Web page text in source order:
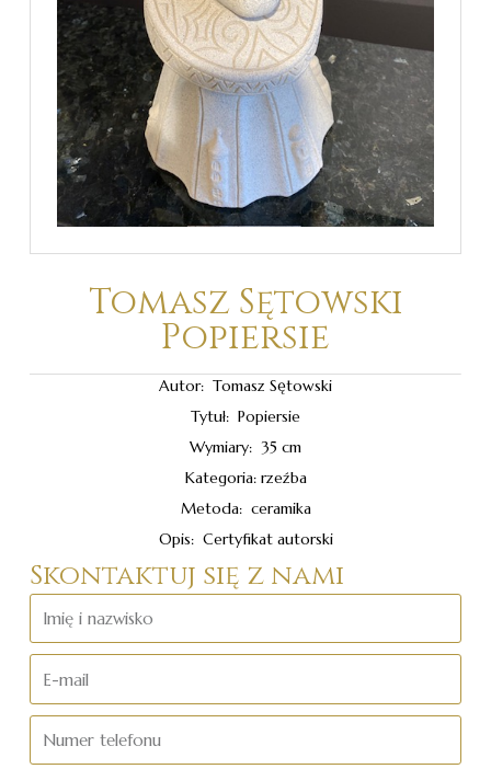
Tomasz Sętowski
Popiersie
Autor: Tomasz Sętowski
Tytuł: Popiersie
Wymiary: 35 cm
Kategoria: rzeźba
Metoda: ceramika
Opis: Certyfikat autorski
Skontaktuj się z nami
i
mail
telefonu